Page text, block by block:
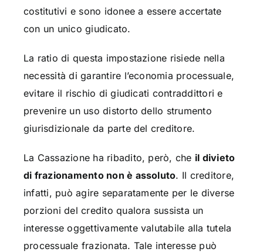
costitutivi e sono idonee a essere accertate
con un unico giudicato.
La ratio di questa impostazione risiede nella
necessità di garantire l’economia processuale,
evitare il rischio di giudicati contraddittori e
prevenire un uso distorto dello strumento
giurisdizionale da parte del creditore.
La Cassazione ha ribadito, però, che il divieto
di frazionamento non è assoluto. Il creditore,
infatti, può agire separatamente per le diverse
porzioni del credito qualora sussista un
interesse oggettivamente valutabile alla tutela
processuale frazionata. Tale interesse può